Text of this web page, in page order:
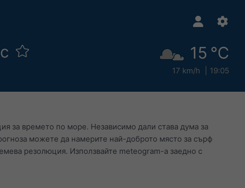
15 °C
17 km/h 19:05
за времето по море. Независимо дали става дума за
можете да намерите най-доброто място за сърф
резолюция. Използвайте meteogram-а заедно с